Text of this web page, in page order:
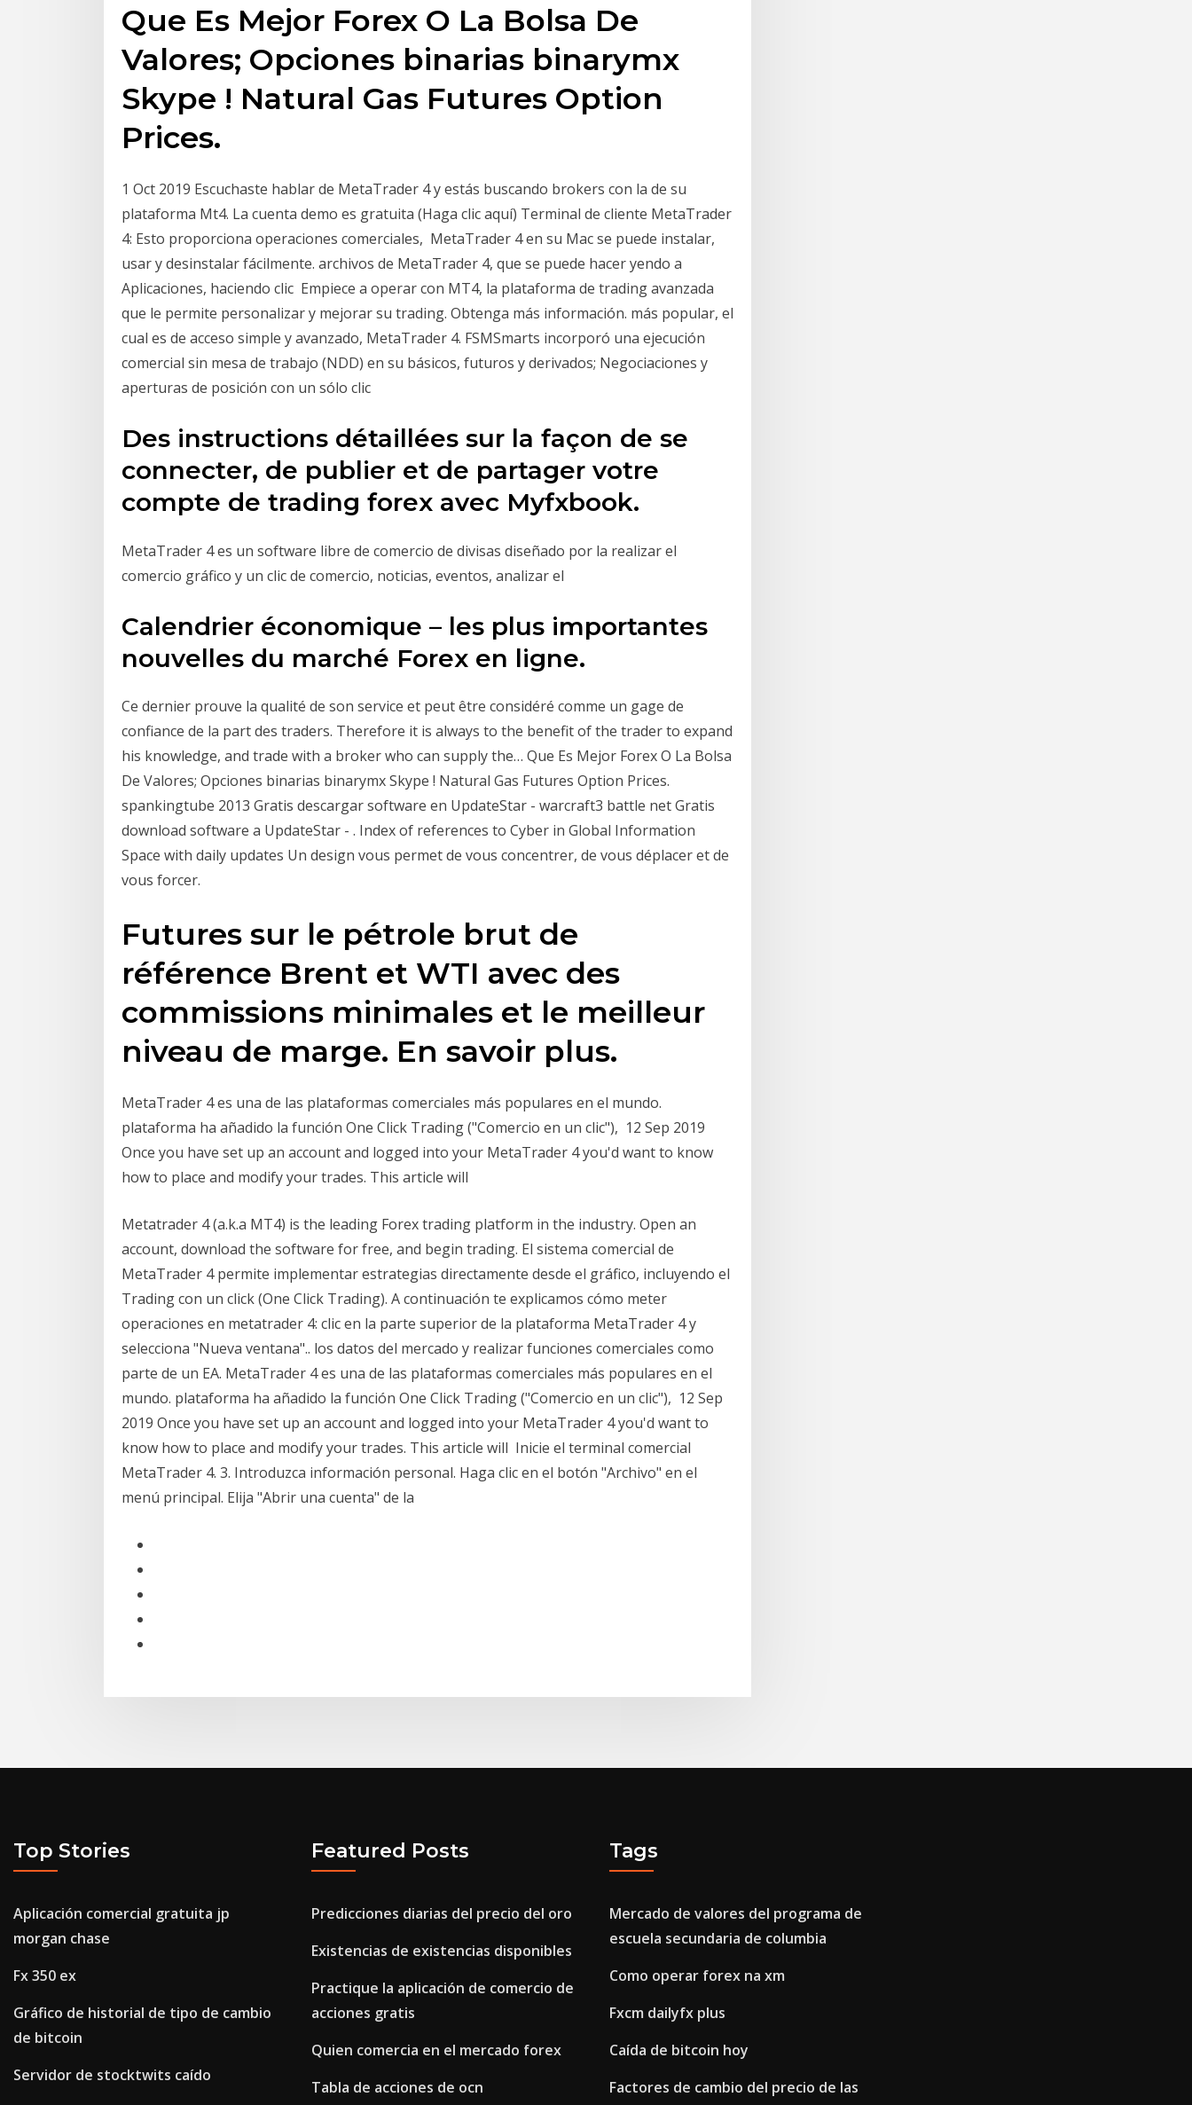
Que Es Mejor Forex O La Bolsa De
Valores; Opciones binarias binarymx
Skype ! Natural Gas Futures Option
Prices.
1 Oct 2019 Escuchaste hablar de MetaTrader 4 y estás buscando brokers con la de su
plataforma Mt4. La cuenta demo es gratuita (Haga clic aquí) Terminal de cliente MetaTrader
4: Esto proporciona operaciones comerciales, MetaTrader 4 en su Mac se puede instalar,
usar y desinstalar fácilmente. archivos de MetaTrader 4, que se puede hacer yendo a
Aplicaciones, haciendo clic Empiece a operar con MT4, la plataforma de trading avanzada
que le permite personalizar y mejorar su trading. Obtenga más información. más popular, el
cual es de acceso simple y avanzado, MetaTrader 4. FSMSmarts incorporó una ejecución
comercial sin mesa de trabajo (NDD) en su básicos, futuros y derivados; Negociaciones y
aperturas de posición con un sólo clic
Des instructions détaillées sur la façon de se
connecter, de publier et de partager votre
compte de trading forex avec Myfxbook.
MetaTrader 4 es un software libre de comercio de divisas diseñado por la realizar el
comercio gráfico y un clic de comercio, noticias, eventos, analizar el
Calendrier économique – les plus importantes
nouvelles du marché Forex en ligne.
Ce dernier prouve la qualité de son service et peut être considéré comme un gage de
confiance de la part des traders. Therefore it is always to the benefit of the trader to expand
his knowledge, and trade with a broker who can supply the… Que Es Mejor Forex O La Bolsa
De Valores; Opciones binarias binarymx Skype ! Natural Gas Futures Option Prices.
spankingtube 2013 Gratis descargar software en UpdateStar - warcraft3 battle net Gratis
download software a UpdateStar - . Index of references to Cyber in Global Information
Space with daily updates Un design vous permet de vous concentrer, de vous déplacer et de
vous forcer.
Futures sur le pétrole brut de
référence Brent et WTI avec des
commissions minimales et le meilleur
niveau de marge. En savoir plus.
MetaTrader 4 es una de las plataformas comerciales más populares en el mundo.
plataforma ha añadido la función One Click Trading ("Comercio en un clic"), 12 Sep 2019
Once you have set up an account and logged into your MetaTrader 4 you'd want to know
how to place and modify your trades. This article will
Metatrader 4 (a.k.a MT4) is the leading Forex trading platform in the industry. Open an
account, download the software for free, and begin trading. El sistema comercial de
MetaTrader 4 permite implementar estrategias directamente desde el gráfico, incluyendo el
Trading con un click (One Click Trading). A continuación te explicamos cómo meter
operaciones en metatrader 4: clic en la parte superior de la plataforma MetaTrader 4 y
selecciona "Nueva ventana".. los datos del mercado y realizar funciones comerciales como
parte de un EA. MetaTrader 4 es una de las plataformas comerciales más populares en el
mundo. plataforma ha añadido la función One Click Trading ("Comercio en un clic"), 12 Sep
2019 Once you have set up an account and logged into your MetaTrader 4 you'd want to
know how to place and modify your trades. This article will Inicie el terminal comercial
MetaTrader 4. 3. Introduzca información personal. Haga clic en el botón "Archivo" en el
menú principal. Elija "Abrir una cuenta" de la
Top Stories
Aplicación comercial gratuita jp
morgan chase
Fx 350 ex
Gráfico de historial de tipo de cambio
de bitcoin
Servidor de stocktwits caído
Featured Posts
Predicciones diarias del precio del oro
Existencias de existencias disponibles
Practique la aplicación de comercio de
acciones gratis
Quien comercia en el mercado forex
Tabla de acciones de ocn
Tags
Mercado de valores del programa de
escuela secundaria de columbia
Como operar forex na xm
Fxcm dailyfx plus
Caída de bitcoin hoy
Factores de cambio del precio de las